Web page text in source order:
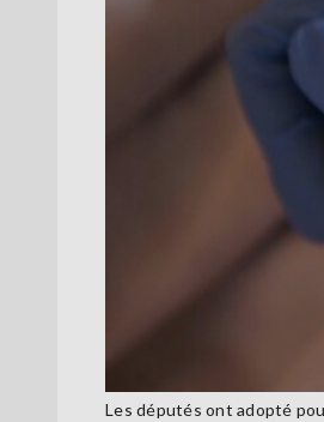
Les députés ont adopté